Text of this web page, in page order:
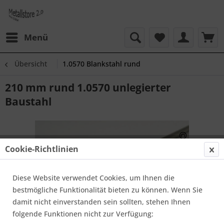
Menü
Übersicht 1.0570 Blankstahl rund
210 mm rund 1.0570 unlegierter
Baustahl
Cookie-Richtlinien
Diese Website verwendet Cookies, um Ihnen die
bestmögliche Funktionalität bieten zu können. Wenn Sie
damit nicht einverstanden sein sollten, stehen Ihnen
folgende Funktionen nicht zur Verfügung: